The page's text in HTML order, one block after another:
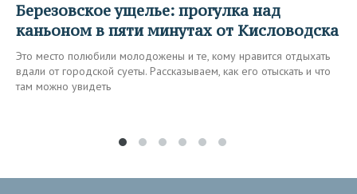
Березовское ущелье: прогулка над
каньоном в пяти минутах от Кисловодска
Это место полюбили молодожены и те, кому нравится отдыхать
вдали от городской суеты. Рассказываем, как его отыскать и что
там можно увидеть